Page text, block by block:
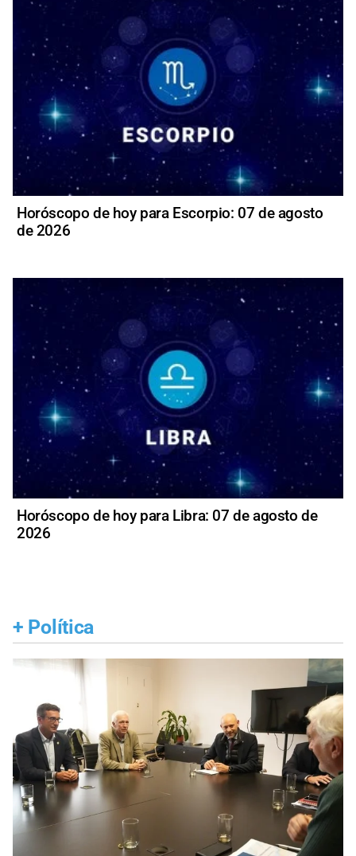
Horóscopo de hoy para Escorpio: 07 de agosto
de 2026
Horóscopo de hoy para Libra: 07 de agosto de
2026
+ Política